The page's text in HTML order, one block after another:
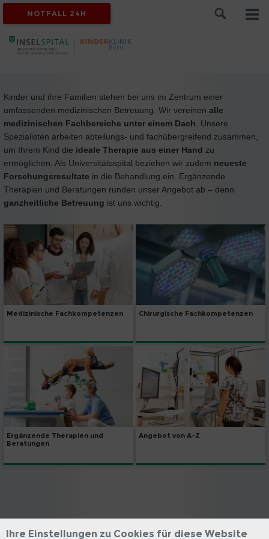
NOTFALL 24H
Kinder und ihre Familien stehen bei uns im Zentrum einer
umfassenden medizinischen Betreuung. Wir vereinen alle
medizinischen Fachbereiche unter einem Dach . Unsere
Spezialisten arbeiten abteilungs- und fachübergreifend zusammen,
um Ihrem Kind die ideale Therapie aus einer Hand zu
ermöglichen. Als Universitätsspital beziehen wir zudem neueste
Forschungsresultate in die Behandlung ein. Ergänzende
Therapien und Beratungen runden unser Angebot ab – denn
ganzheitliche Betreuung ist uns wichtig.
Medizinische Fachkompetenzen Chirurgische Fachkompetenzen
Ergänzende Therapien und
Beratungen
Angebot von A-Z
Ihre Einstellungen zu Cookies für diese Website